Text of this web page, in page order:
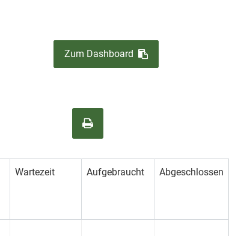
Zum Dashboard
Wartezeit Aufgebraucht Abgeschlossen